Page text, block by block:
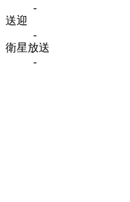
-
送迎
-
衛星放送
-